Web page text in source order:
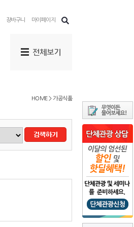
장바구니 마이페이지
HOME > 가공식품